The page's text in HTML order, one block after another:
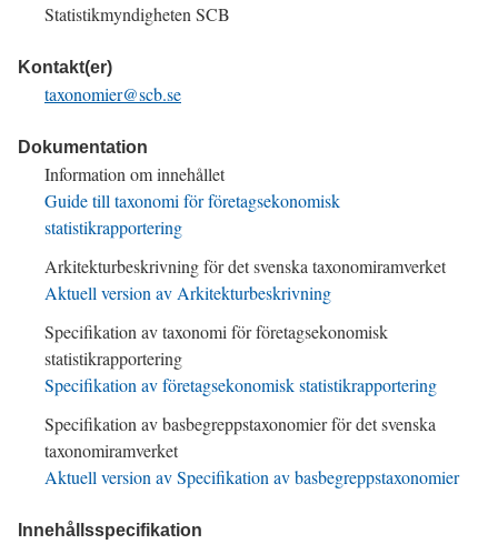
Statistikmyndigheten SCB
Kontakt(er)
taxonomier@scb.se
Dokumentation
Information om innehållet
Guide till taxonomi för företagsekonomisk
statistikrapportering
Arkitekturbeskrivning för det svenska taxonomiramverket
Aktuell version av Arkitekturbeskrivning
Specifikation av taxonomi för företagsekonomisk
statistikrapportering
Specifikation av företagsekonomisk statistikrapportering
Specifikation av basbegreppstaxonomier för det svenska
taxonomiramverket
Aktuell version av Specifikation av basbegreppstaxonomier
Innehållsspecifikation